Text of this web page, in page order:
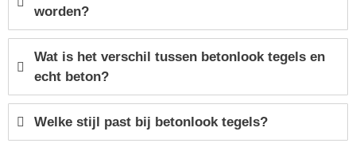
worden?
Wat is het verschil tussen betonlook tegels en
echt beton?
Welke stijl past bij betonlook tegels?